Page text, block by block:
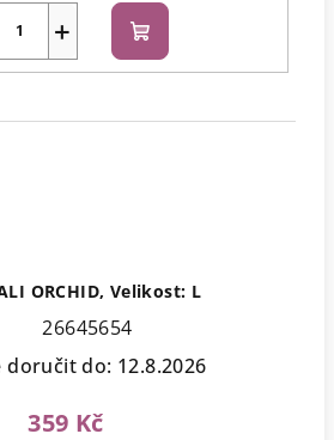
+ Do
košíku
ORCHID, Velikost: L
26645654
doručit do: 12.8.2026
359 Kč